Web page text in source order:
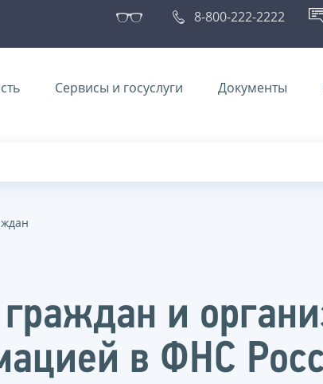
8-800-222-2222
Сервисы и госуслуги Документы
и
в ФНС